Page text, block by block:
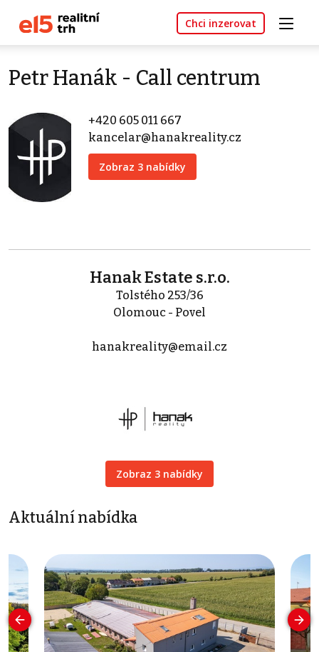
Chci inzerovat
Petr Hanák - Call centrum
+420 605 011 667
kancelar@hanakreality.cz
Zobraz 3 nabídky
Hanak Estate s.r.o.
Tolstého 253/36
Olomouc - Povel
hanakreality@email.cz
Zobraz 3 nabídky
Aktuální nabídka